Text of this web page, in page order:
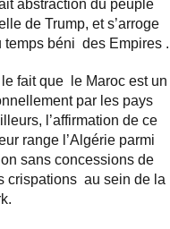
abstraction du peuple
de Trump, et s’arroge
temps béni des Empires .
fait que le Maroc est un
par les pays
l’affirmation de ce
range l’Algérie parmi
sans concessions de
crispations au sein de la